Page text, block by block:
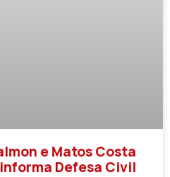
e Matos Costa
Defesa Civil